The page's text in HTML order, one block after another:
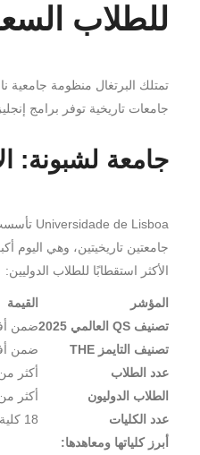
للطلاب
تمتلك البرتغال منظومة جامعية
جامعات تاريخية توفر برامج
جامعة لشبونة:
جامعتين تاريخيتين، وهي اليوم
الأكثر استقطابًا للطلاب الدوليين:
المؤشر
القيمة
تصنيف QS العالمي 2025
ضمن أفضل 300 — 350
تصنيف التايمز THE
ضمن أفضل 401 —
عدد الطلاب
أكثر من 48,000
الطلاب الدوليون
أكثر من 6,000
عدد الكليات
18 كلية وأقسام بحثية
أبرز كلياتها ومعاهدها: